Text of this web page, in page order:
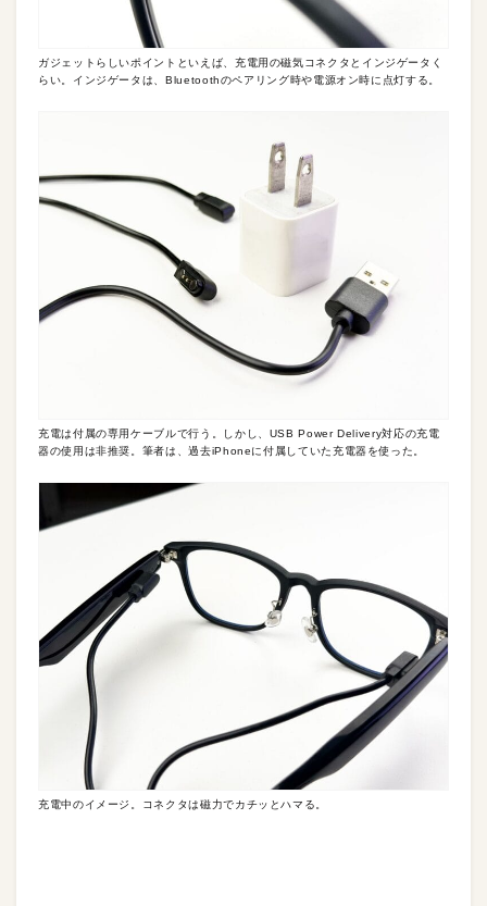
ガジェットらしいポイントといえば、充電用の磁気コネクタとインジゲータく
らい。インジゲータは、Bluetoothのペアリング時や電源オン時に点灯する。
充電は付属の専用ケーブルで行う。しかし、USB Power Delivery対応の充電
器の使用は非推奨。筆者は、過去iPhoneに付属していた充電器を使った。
充電中のイメージ。コネクタは磁力でカチッとハマる。